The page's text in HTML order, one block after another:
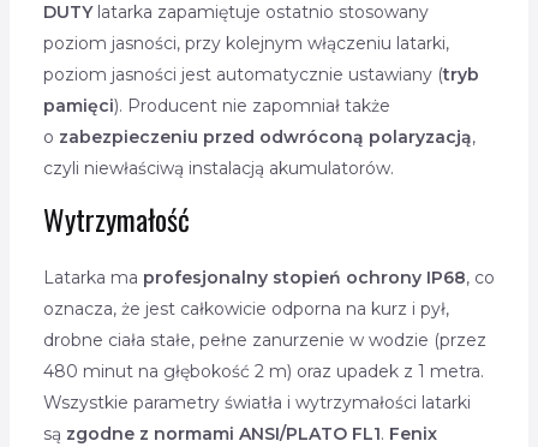
DUTYlatarka zapamiętuje ostatnio stosowany
poziom jasności, przy kolejnym włączeniu latarki,
poziom jasności jest automatycznie ustawiany (tryb
pamięci). Producent nie zapomniał także
o zabezpieczeniu przed odwróconą polaryzacją,
czyli niewłaściwą instalacją akumulatorów.
Wytrzymałość
Latarka ma profesjonalny stopień ochrony IP68, co
oznacza, że jest całkowicie odporna na kurz i pył,
drobne ciała stałe, pełne zanurzenie w wodzie (przez
480 minut na głębokość 2 m) oraz upadek z 1 metra.
Wszystkie parametry światła i wytrzymałości latarki
są zgodne z normami ANSI/PLATO FL1. Fenix